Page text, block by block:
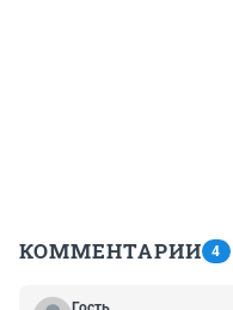
КОММЕНТАРИИ 4